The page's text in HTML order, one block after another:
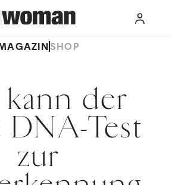
SHOP
kann der
DNA-Test
zur